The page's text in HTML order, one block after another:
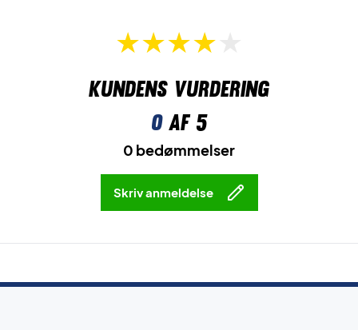
Kundens vurdering
0af 5
0 bedømmelser
Skriv anmeldelse